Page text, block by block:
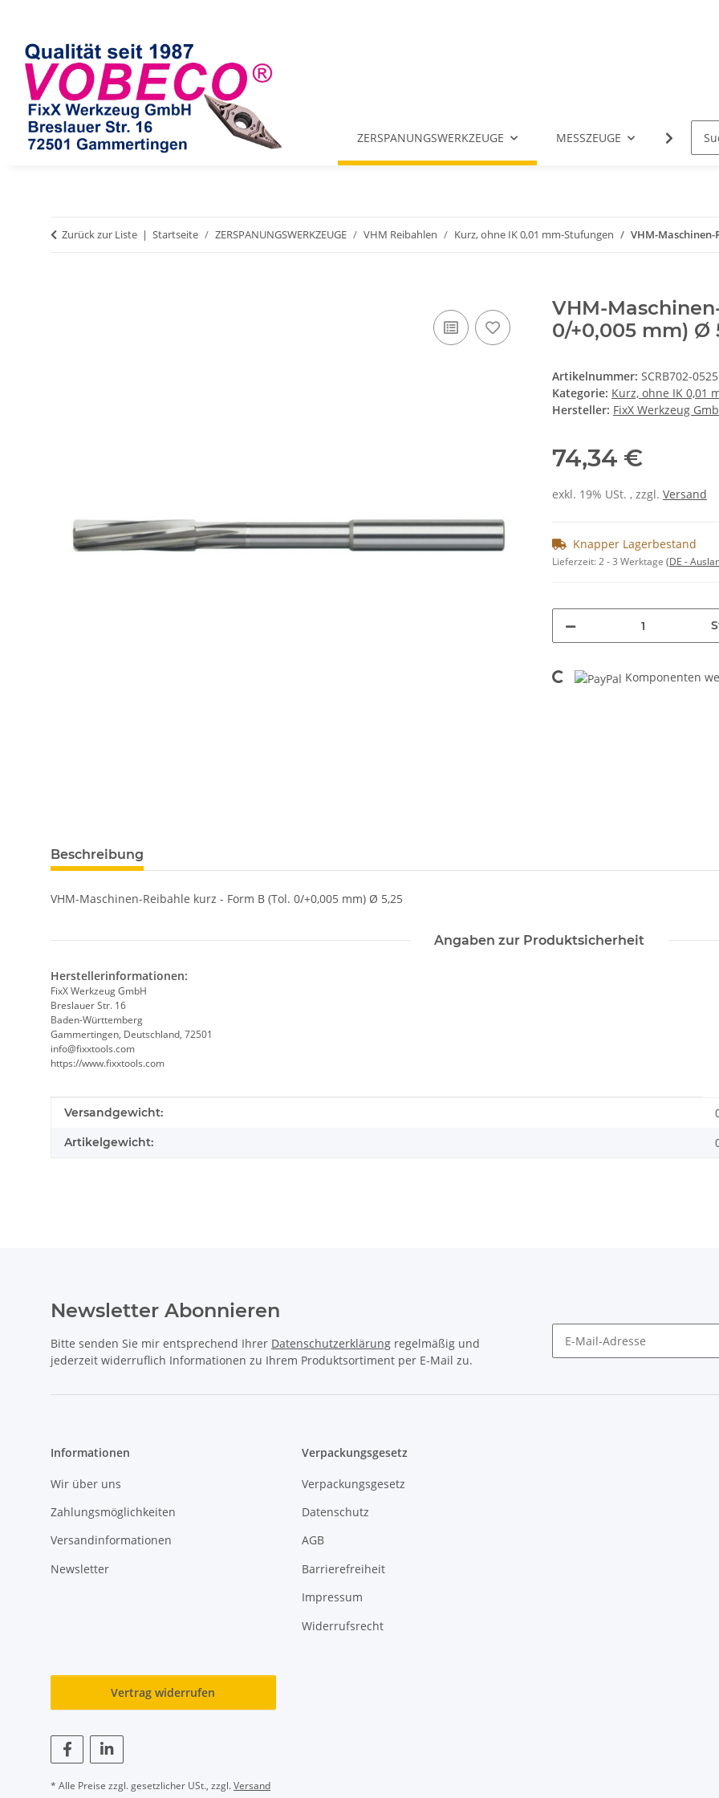
ZERSPANUNGSWERKZEUGE MESSZEUGE
Zurück zur Liste Startseite ZERSPANUNGSWERKZEUGE VHM Reibahlen Kurz, ohne IK 0,01 mm-Stufungen VHM-Maschinen-
VHM-
0/+0,005 mm) Ø
Artikelnummer: SCRB702-0525
Kategorie: Kurz, ohne IK 0,01
Hersteller: FixX Werkzeug
74,34 €
exkl. 19% USt. , zzgl. Versand
Knapper Lagerbestand
Lieferzeit:2 - 3 Werktage (DE -
Loading... Komponenten
Beschreibung
VHM-Maschinen-Reibahle kurz - Form B (Tol. 0/+0,005 mm) Ø 5,25
Angaben zur Produktsicherheit
Herstellerinformationen:
FixX Werkzeug GmbH
Breslauer Str. 16
Baden-Württemberg
Gammertingen, Deutschland, 72501
info@fixxtools.com
https://www.fixxtools.com
Produkteigenschaft
Wert
Versandgewicht:
Artikelgewicht:
Newsletter Abonnieren
Bitte senden Sie mir entsprechend Ihrer Datenschutzerklärung regelmäßig und
jederzeit widerruflich Informationen zu Ihrem Produktsortiment per E-Mail zu.
Informationen
Wir über uns
Zahlungsmöglichkeiten
Versandinformationen
Newsletter
Verpackungsgesetz
Verpackungsgesetz
Datenschutz
AGB
Barrierefreiheit
Impressum
Widerrufsrecht
Vertrag widerrufen
* Alle Preise zzgl. gesetzlicher USt., zzgl.Versand